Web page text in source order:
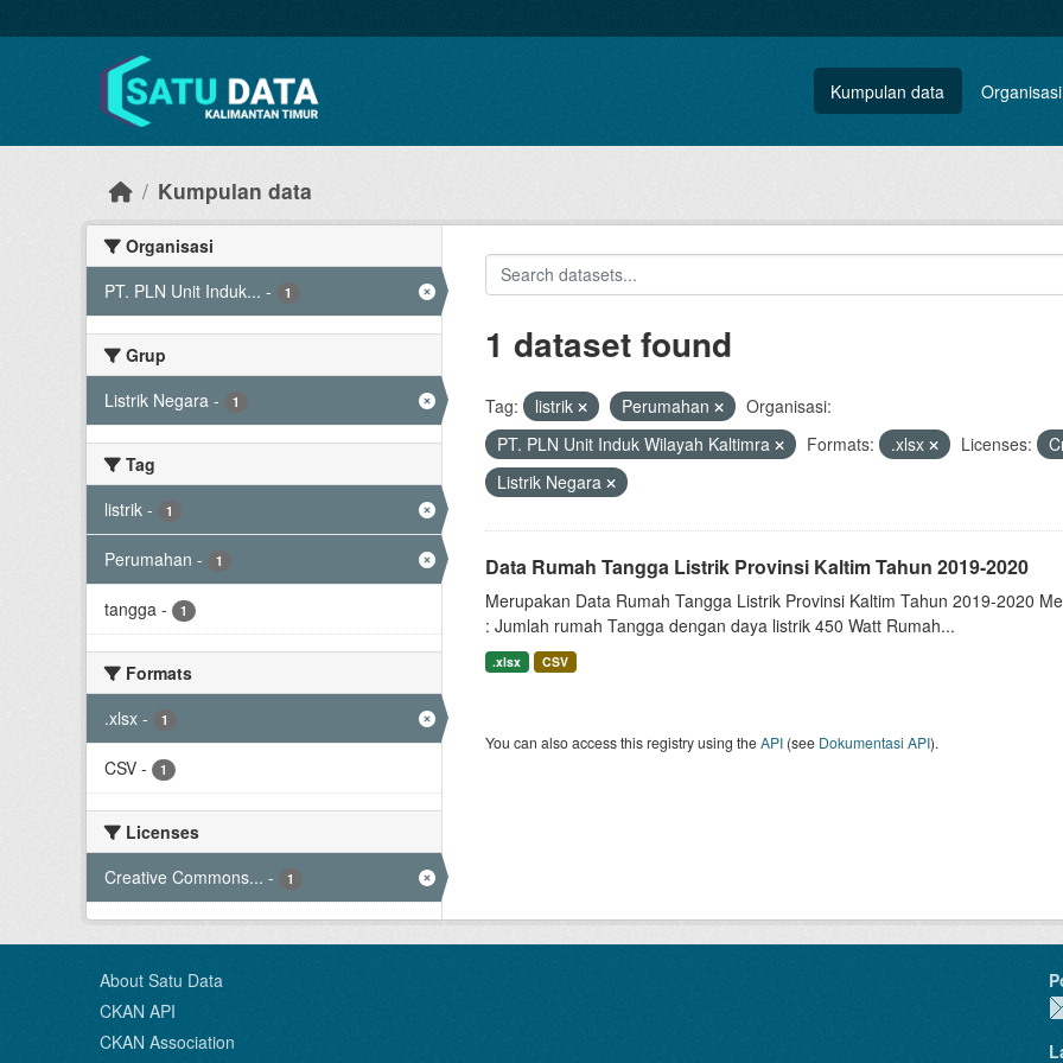
Kumpulan data Organisasi
Kumpulan data
Organisasi
PT. PLN Unit Induk... - 1
Grup
Listrik Negara - 1
Tag
listrik - 1
Perumahan - 1
tangga - 1
Formats
.xlsx - 1
CSV - 1
Licenses
Creative Commons... - 1
1 dataset found
Tag: listrik Perumahan
Organisasi:
PT. PLN Unit Induk Wilayah Kaltimra
Formats: .xlsx Licenses:
Listrik Negara
Data Rumah Tangga Listrik Provinsi Kaltim Tahun 2019-2020
Merupakan Data Rumah Tangga Listrik Provinsi Kaltim Tahun 2019-2020
: Jumlah rumah Tangga dengan daya listrik 450 Watt Rumah...
.xlsx CSV
You can also access this registry using theAPI(see Dokumentasi API).
About Satu Data
CKAN API
CKAN Association